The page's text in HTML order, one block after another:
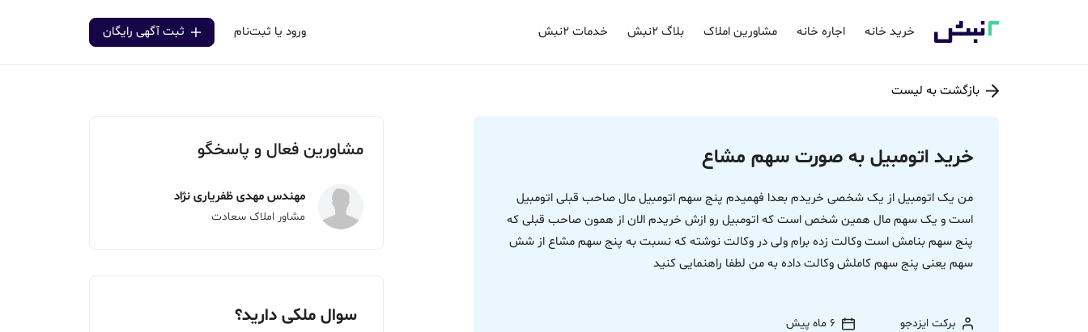
خرید خانه اجاره خانه مشاورین املاک بلاگ ۲نبش خدمات ۲نبش ورود یا ثبت‌نام ثبت آگهی رایگان
بازگشت به لیست
خرید اتومبیل به صورت سهم مشاع
من یک اتومبیل از یک شخصی خریدم بعدا فهمیدم پنج سهم اتومبیل مال صاحب قبلی اتومبیل
است و یک سهم مال همین شخص است که اتومبیل رو ازش خریدم الان از همون صاحب قبلی که
پنج سهم بنامش است وکالت زده برام ولی در وکالت نوشته که نسبت به پنج سهم مشاع از شش
سهم یعنی پنج سهم کاملش وکالت داده به من لطفا راهنمایی کنید
برکت ایزدجو 6 ماه پیش
مشاورین فعال و پاسخگو
مهندس مهدی ظفریاری نژاد
مشاور املاک سعادت
سوال ملکی دارید؟